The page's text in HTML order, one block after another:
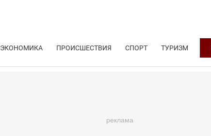
ЭКОНОМИКА ПРОИСШЕСТВИЯ СПОРТ ТУРИЗМ